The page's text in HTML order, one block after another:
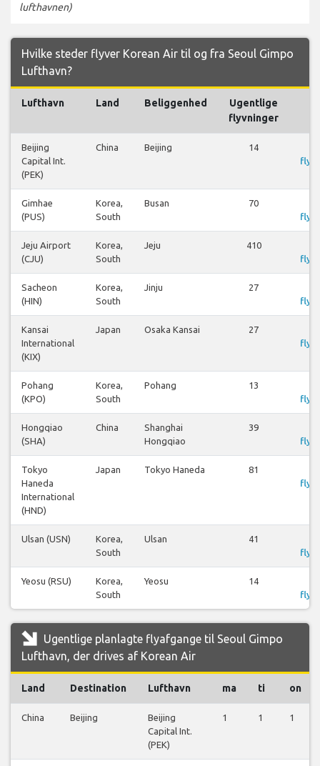
lufthavnen)
Hvilke steder flyver Korean Air til og fra Seoul Gimpo
Lufthavn?
Lufthavn Land Beliggenhed
Ugentlige
flyvninger
Beijing
Capital Int.
(PEK)
China Beijing 14
Gimhae
(PUS)
Korea,
South
Busan 70
Jeju Airport
(CJU)
Korea,
South
Jeju 410
Sacheon
(HIN)
Korea,
South
Jinju 27
Kansai
International
(KIX)
Japan Osaka Kansai 27
Pohang
(KPO)
Korea,
South
Pohang 13
Hongqiao
(SHA)
China
Shanghai
Hongqiao
39
Tokyo
Haneda
International
(HND)
Japan Tokyo Haneda 81
Ulsan (USN)
Korea,
South
Ulsan 41
Yeosu (RSU)
Korea,
South
Yeosu 14
Ugentlige planlagte flyafgange til Seoul Gimpo
Lufthavn, der drives af Korean Air
Land Destination Lufthavn ma ti on
China Beijing
Beijing
Capital Int.
(PEK)
1 1 1